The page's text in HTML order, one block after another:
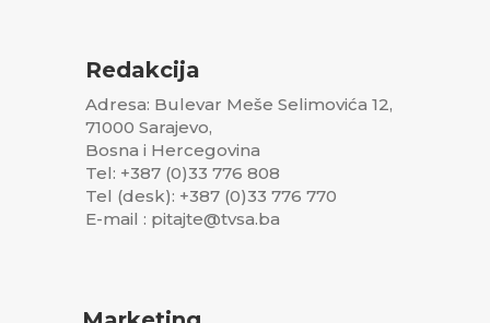
Redakcija
Adresa: Bulevar Meše Selimovića 12,
71000 Sarajevo,
Bosna i Hercegovina
Tel: +387 (0)33 776 808
Tel (desk): +387 (0)33 776 770
E-mail : pitajte@tvsa.ba